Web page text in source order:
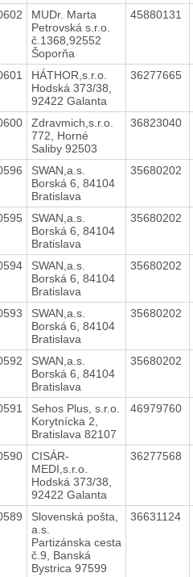
MUDr. Marta
Petrovská s.r.o.
č.1368,92552
Šoporňa
45880131
HÁTHOR,s.r.o.
Hodská 373/38,
92422 Galanta
36277665
Zdravmich,s.r.o.
772, Horné
Saliby 92503
36823040
SWAN,a.s.
Borská 6, 84104
Bratislava
35680202
SWAN,a.s.
Borská 6, 84104
Bratislava
35680202
SWAN,a.s.
Borská 6, 84104
Bratislava
35680202
SWAN,a.s.
Borská 6, 84104
Bratislava
35680202
SWAN,a.s.
Borská 6, 84104
Bratislava
35680202
Sehos Plus, s.r.o.
Korytnícka 2,
Bratislava 82107
46979760
CISÁR-
MEDI,s.r.o.
Hodská 373/38,
92422 Galanta
36277568
Slovenská pošta,
a.s.
Partizánska cesta
č.9, Banská
Bystrica 97599
36631124